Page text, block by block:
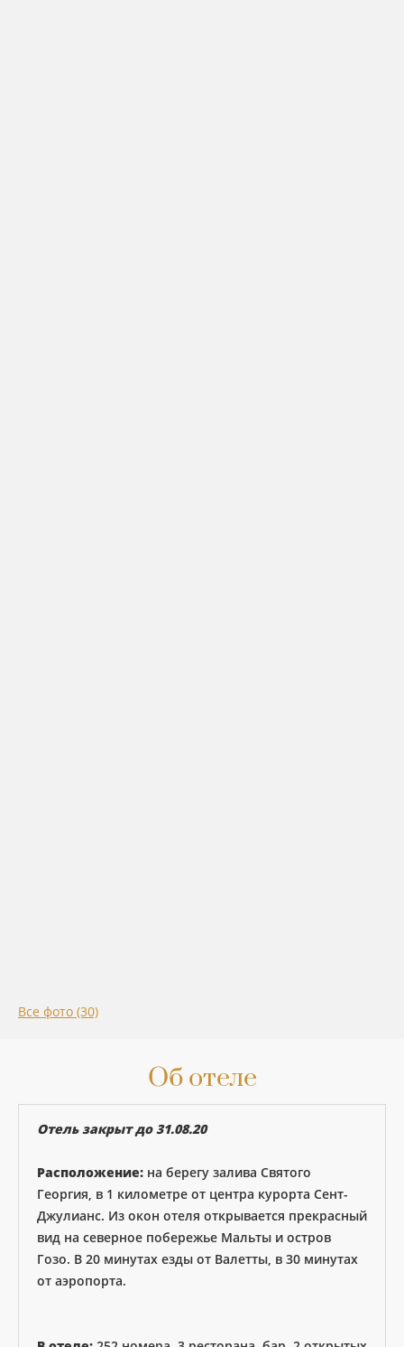
Все фото (30)
Об отеле
Отель закрыт до 31.08.20
Расположение: на берегу залива Святого
Георгия, в 1 километре от центра курорта Сент-
Джулианс. Из окон отеля открывается прекрасный
вид на северное побережье Мальты и остров
Гозо. В 20 минутах езды от Валетты, в 30 минутах
от аэропорта.